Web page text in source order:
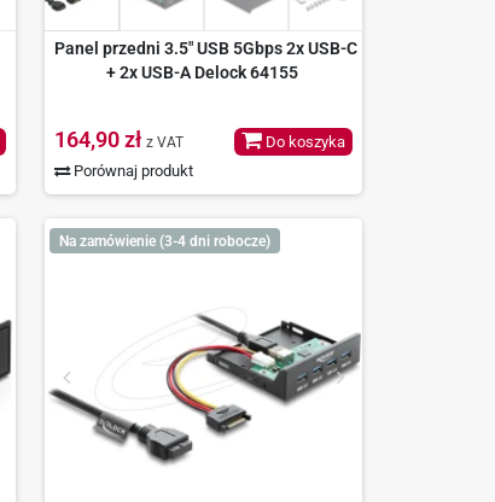
Panel przedni 3.5" USB 5Gbps 2x USB-C
+ 2x USB-A Delock 64155
164,90 zł z VAT
Porównaj produkt
Do koszyka
Na zamówienie (3-4 dni robocze)